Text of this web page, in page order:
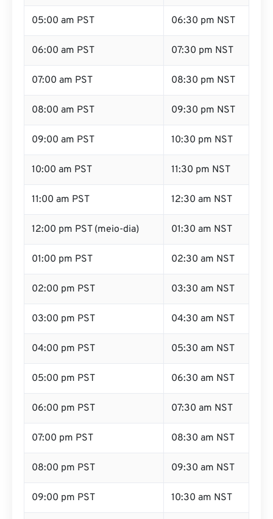
06:00 am PST 07:30 pm NST
07:00 am PST 08:30 pm NST
08:00 am PST 09:30 pm NST
09:00 am PST 10:30 pm NST
10:00 am PST 11:30 pm NST
11:00 am PST 12:30 am NST
12:00 pm PST (meio-dia) 01:30 am NST
01:00 pm PST 02:30 am NST
02:00 pm PST 03:30 am NST
03:00 pm PST 04:30 am NST
04:00 pm PST 05:30 am NST
05:00 pm PST 06:30 am NST
06:00 pm PST 07:30 am NST
07:00 pm PST 08:30 am NST
08:00 pm PST 09:30 am NST
09:00 pm PST 10:30 am NST
10:00 pm PST 11:30 am NST